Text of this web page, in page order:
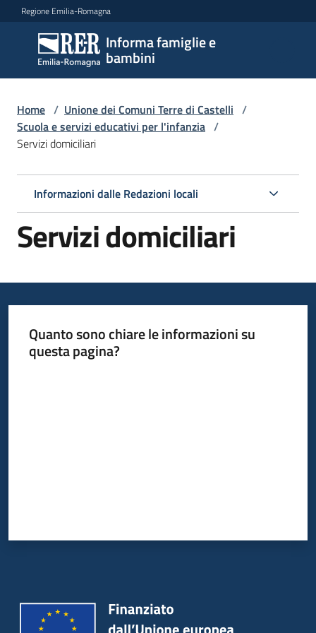
Vai al contenuto
Vai alla navigazione
Vai al footer
Regione Emilia-Romagna
Informa famiglie e
bambini
Informa
famiglie
e
bambini
Menu selezionato
famiglie
Informazioni
Home / Unione dei Comuni Terre di Castelli /
Scuola e servizi educativi per l'infanzia /
Servizi domiciliari
Informazioni dalle Redazioni locali
Servizi domiciliari
Quanto sono chiare le informazioni su
questa pagina?